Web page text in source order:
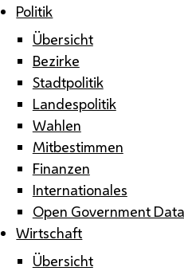
Politik
Übersicht
Bezirke
Stadtpolitik
Landespolitik
Wahlen
Mitbestimmen
Finanzen
Internationales
Open Government
Wirtschaft
Übersicht